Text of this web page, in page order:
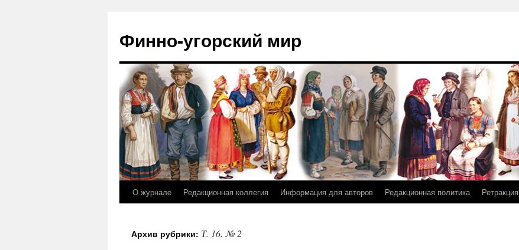
Финно-угорский мир
Перейти
содержимому
О журнале Редакционная коллегия Информация для авторов Редакционная политика Ретракция
Архив рубрики: Т. 16. № 2